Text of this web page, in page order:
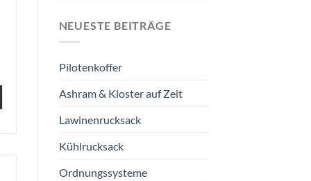
NEUESTE BEITRÄGE
Pilotenkoffer
Ashram & Kloster auf Zeit
Lawinenrucksack
Kühlrucksack
Ordnungssysteme